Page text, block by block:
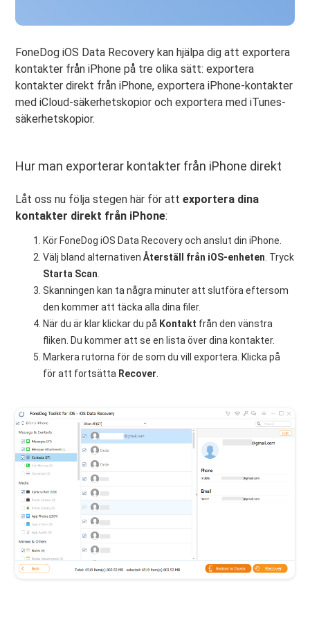
FoneDog iOS Data Recovery kan hjälpa dig att exportera
kontakter från iPhone på tre olika sätt: exportera
kontakter direkt från iPhone, exportera iPhone-kontakter
med iCloud-säkerhetskopior och exportera med iTunes-
säkerhetskopior.
Hur man exporterar kontakter från iPhone direkt
Låt oss nu följa stegen här för attexportera dina
kontakter direkt från iPhone:
Kör FoneDog iOS Data Recovery och anslut din iPhone.
Välj bland alternativenÅterställ från iOS-enheten . Tryck
Starta Scan
Skanningen kan ta några minuter att slutföra eftersom
den kommer att täcka alla dina filer.
När du är klar klickar du på Kontakt från den vänstra
fliken. Du kommer att se en lista över dina kontakter.
Markera rutorna för de som du vill exportera. Klicka på
för att fortsätta Recover